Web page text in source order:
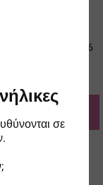
σε
(Coils) Smok TFV16
ESHOP